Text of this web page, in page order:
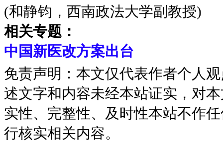
(和静钧，西南政法大学副教授)
相关专题：
中国新医改方案出台
免责声明：本文仅代表作者个人
述文字和内容未经本站证实，对
实性、完整性、及时性本站不作
行核实相关内容。